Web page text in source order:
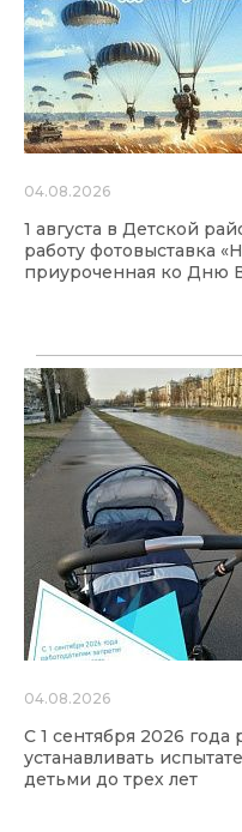
04.08.2026
1 августа в Детской
работу фотовыставка
приуроченная ко Дню
04.08.2026
С 1 сентября 2026 года
устанавливать
детьми до трех лет